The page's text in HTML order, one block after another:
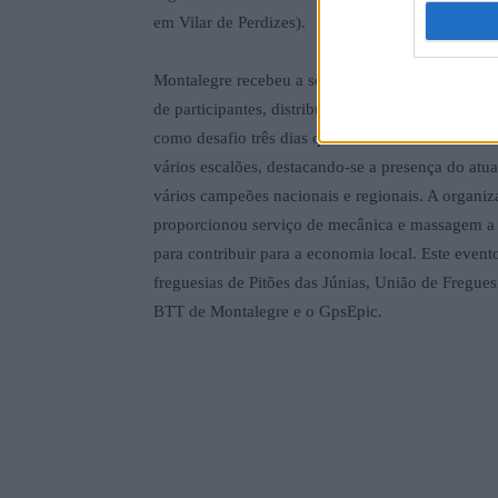
em Vilar de Perdizes).
Montalegre recebeu a segunda edição do
de participantes, distribuídos entre o lazer e a
como desafio três dias que encheram de
vários escalões, destacando-se a presença do
vários campeões nacionais e regionais. A
proporcionou serviço de mecânica e massagem
para contribuir para a economia local. Este
freguesias de Pitões das Júnias, União de
BTT de Montalegre e o GpsEpic.